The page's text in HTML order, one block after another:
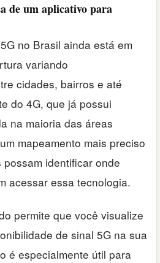
de um aplicativo para
no Brasil ainda está em
variando
cidades, bairros e até
do 4G, que já possui
na maioria das áreas
mapeamento mais preciso
identificar onde
acessar essa tecnologia.
permite que você visualize
de sinal 5G na sua
é especialmente útil para